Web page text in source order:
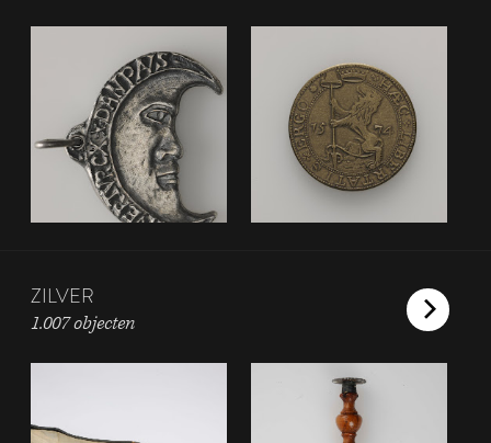
ZILVER
1.007 objecten